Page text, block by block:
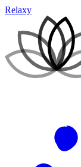
Relaxy